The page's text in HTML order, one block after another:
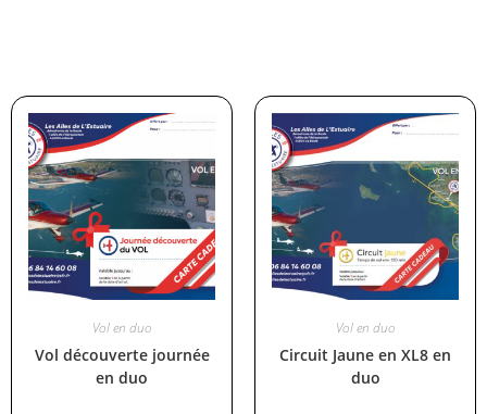
Vol en duo
Vol découverte journée
en duo
Vol en duo
Circuit Jaune en XL8 en
duo